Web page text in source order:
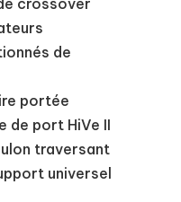
de
portée
de port HiVe II
traversant
universel